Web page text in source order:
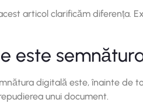
articol clarificăm diferența.
este
digitală este, înainte de
unui document.